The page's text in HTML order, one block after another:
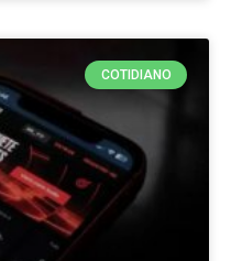
COTIDIANO